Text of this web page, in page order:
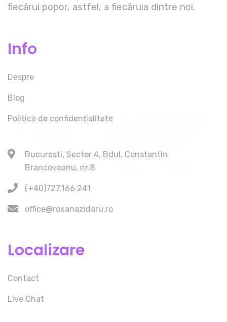
fiecărui popor, astfel, a fiecăruia dintre noi.
Info
Despre
Blog
Politică de confidențialitate
Bucuresti, Sector 4, Bdul. Constantin
Brancoveanu, nr.8
(+40)727.166.241
office@roxanazidaru.ro
Localizare
Contact
Live Chat